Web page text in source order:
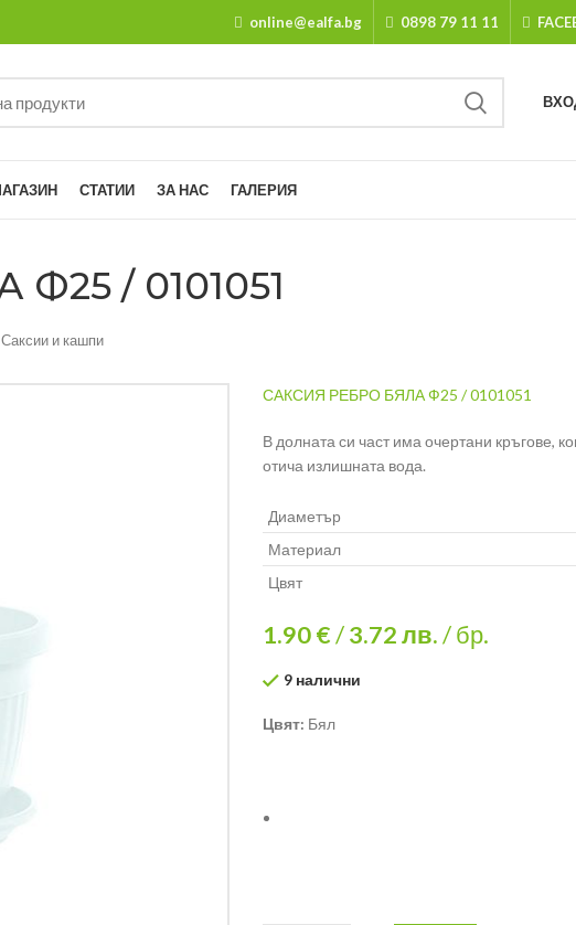
online@ealfa.bg 0898 79 11 11
СТАТИИ ЗА НАС ГАЛЕРИЯ
/ 0101051
Саксии и кашпи
САКСИЯ РЕБРО БЯЛА Ф25 / 0101051
В долната си част има очертани кръгове,
отича излишната вода.
Диаметър
Материал
Цвят
1.90 €/3.72лв./ бр.
9 налични
Цвят: Бял